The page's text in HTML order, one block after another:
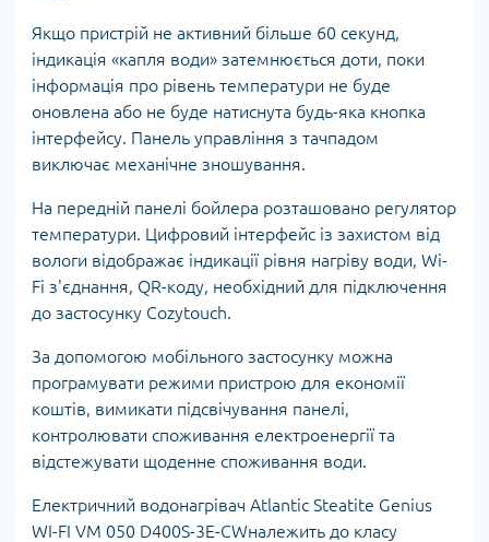
Якщо пристрій не активний більше 60 секунд,
індикація «капля води» затемнюється доти, поки
інформація про рівень температури не буде
оновлена або не буде натиснута будь-яка кнопка
інтерфейсу. Панель управління з тачпадом
виключає механічне зношування.
На передній панелі бойлера розташовано регулятор
температури. Цифровий інтерфейс із захистом від
вологи відображає індикації рівня нагріву води, Wi-
Fi з'єднання, QR-коду, необхідний для підключення
до застосунку Cozytouch.
За допомогою мобільного застосунку можна
програмувати режими пристрою для економії
коштів, вимикати підсвічування панелі,
контролювати споживання електроенергії та
відстежувати щоденне споживання води.
Електричний водонагрівач Atlantic Steatite Genius
WI-FI VM 050 D400S-3E-CWналежить до класу